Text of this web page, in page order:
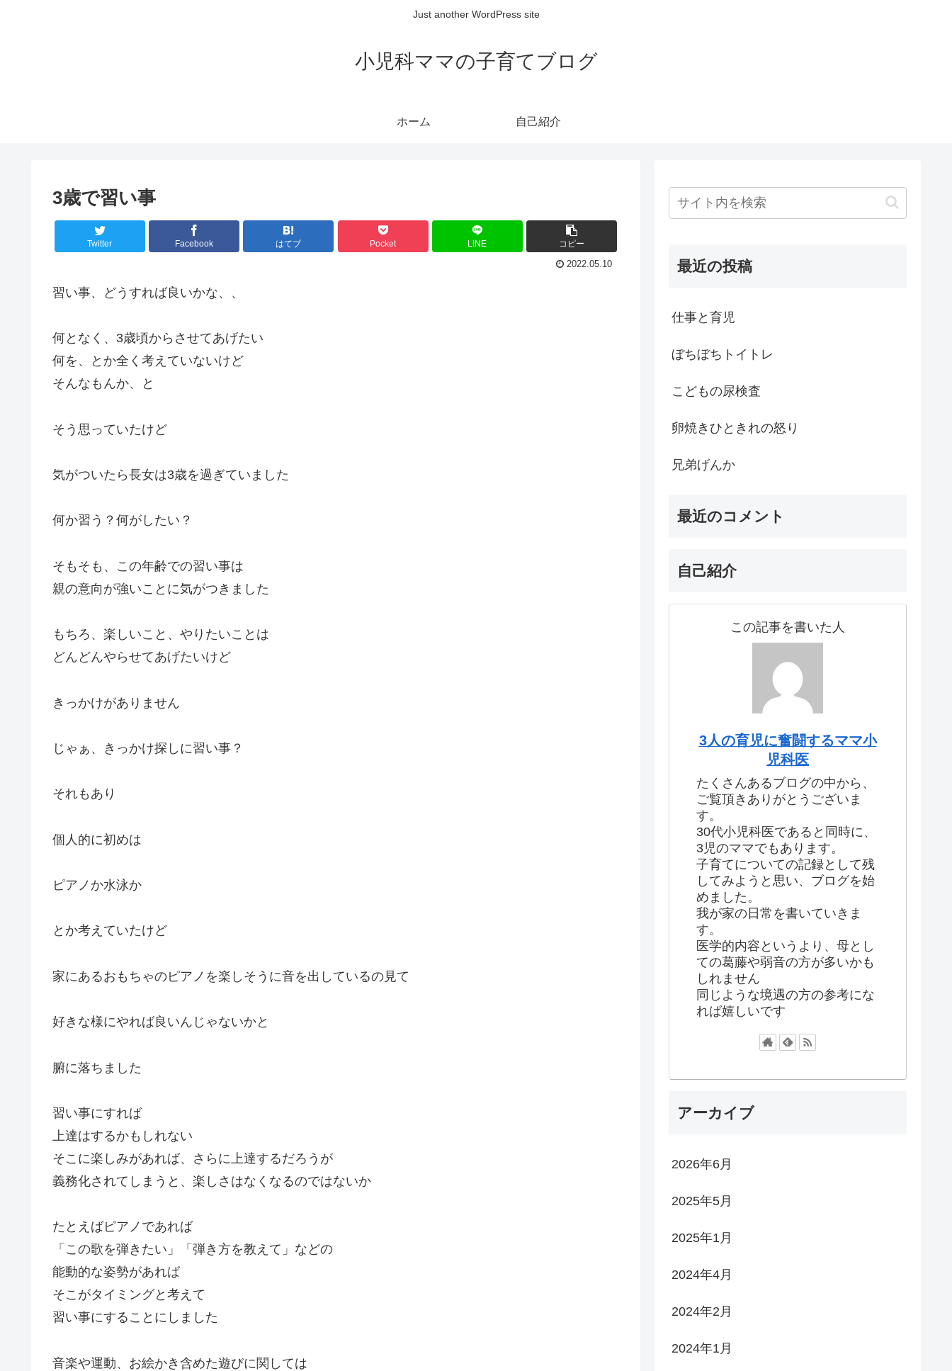
Just another WordPress site
小児科ママの子育てブログ
ホーム 自己紹介
3歳で習い事
Twitter Facebook はてブ Pocket LINE コピー
2022.05.10
習い事、どうすれば良いかな、、
何となく、3歳頃からさせてあげたい
何を、とか全く考えていないけど
そんなもんか、と
そう思っていたけど
気がついたら長女は3歳を過ぎていました
何か習う？何がしたい？
そもそも、この年齢での習い事は
親の意向が強いことに気がつきました
もちろ、楽しいこと、やりたいことは
どんどんやらせてあげたいけど
きっかけがありません
じゃぁ、きっかけ探しに習い事？
それもあり
個人的に初めは
ピアノか水泳か
とか考えていたけど
家にあるおもちゃのピアノを楽しそうに音を出しているの見て
好きな様にやれば良いんじゃないかと
腑に落ちました
習い事にすれば
上達はするかもしれない
そこに楽しみがあれば、さらに上達するだろうが
義務化されてしまうと、楽しさはなくなるのではないか
たとえばピアノであれば
「この歌を弾きたい」「弾き方を教えて」などの
能動的な姿勢があれば
そこがタイミングと考えて
習い事にすることにしました
音楽や運動、お絵かき含めた遊びに関しては
最近の投稿
仕事と育児
ぼちぼちトイトレ
こどもの尿検査
卵焼きひときれの怒り
兄弟げんか
最近のコメント
自己紹介
この記事を書いた人
3人の育児に奮闘するママ小
児科医
たくさんあるブログの中から、
ご覧頂きありがとうございま
す。
30代小児科医であると同時に、
3児のママでもあります。
子育てについての記録として残
してみようと思い、ブログを始
めました。
我が家の日常を書いていきま
す。
医学的内容というより、母とし
ての葛藤や弱音の方が多いかも
しれません
同じような境遇の方の参考にな
れば嬉しいです
アーカイブ
2026年6月
2025年5月
2025年1月
2024年4月
2024年2月
2024年1月